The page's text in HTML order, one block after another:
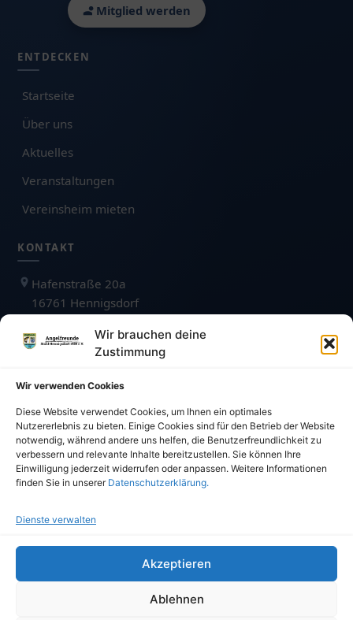
Wir brauchen deine
Zustimmung
Wir verwenden Cookies
Diese Website verwendet Cookies, um Ihnen ein optimales
Nutzererlebnis zu bieten. Einige Cookies sind für den Betrieb der Website
notwendig, während andere uns helfen, die Benutzerfreundlichkeit zu
verbessern und relevante Inhalte bereitzustellen. Sie können Ihre
Einwilligung jederzeit widerrufen oder anpassen. Weitere Informationen
finden Sie in unserer Datenschutzerklärung.
Dienste verwalten
Akzeptieren
Ablehnen
Mitglied werden
ENTDECKEN
Startseite
Über uns
Aktuelles
Veranstaltungen
Vereinsheim mieten
KONTAKT
Hafenstraße 20a
16761 Hennigsdorf
kontakt@angelfreunde1959.de
vermietung@angelfreunde1959.de
VERBÄNDE & PARTNER
Angelfreunde Stahl Hennigsdorf 1959 e.V. · Alle
Rechte vorbehalten.
DatenschutzCookie-Richtlinien